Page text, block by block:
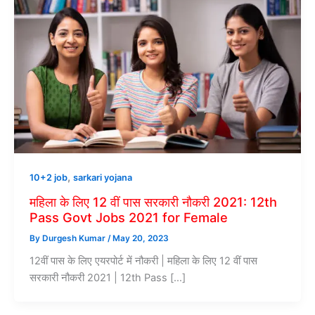
10+2 job, sarkari yojana
महिला के लिए 12 वीं पास सरकारी नौकरी 2021: 12th
Pass Govt Jobs 2021 for Female
By Durgesh Kumar /May 20, 2023
12वीं पास के लिए एयरपोर्ट में नौकरी | महिला के लिए 12 वीं पास
सरकारी नौकरी 2021 | 12th Pass […]